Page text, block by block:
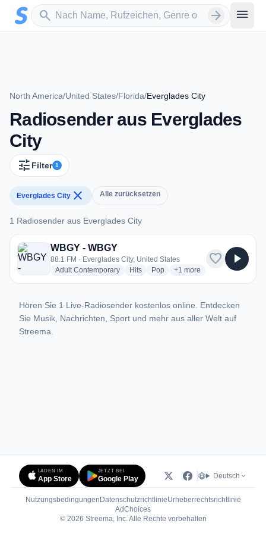
Zum Hauptinhalt springen
search
Sender suchen arrow_forward menu
North America/United States/Florida/Everglades City
Radiosender aus Everglades
City
tune Filter 1
Everglades City close Alle zurücksetzen
1 Radiosender aus Everglades City
1 Radiosender aus Everglades City
WBGY - WBGY
88.1 FM · Everglades City, United States
Adult Contemporaryradio stations
Hitsradio stations
Popradio stations
+1 more genres for WBGY -
more
favorite play_arrow
Hören Sie 1 Live-Radiosender kostenlos online. Entdecken
Sie Musik, Nachrichten, Sport und mehr aus aller Welt auf
Streema.
LADEN IM
App Store
JETZT BEI
Google Play Deutsch
Nutzungsbedingungen DatenschutzrichtlinieUrheberrechtsrichtlinie
AdChoices(öffnet in neuem Tab)
© 2026 Streema, Inc. Alle Rechte vorbehalten